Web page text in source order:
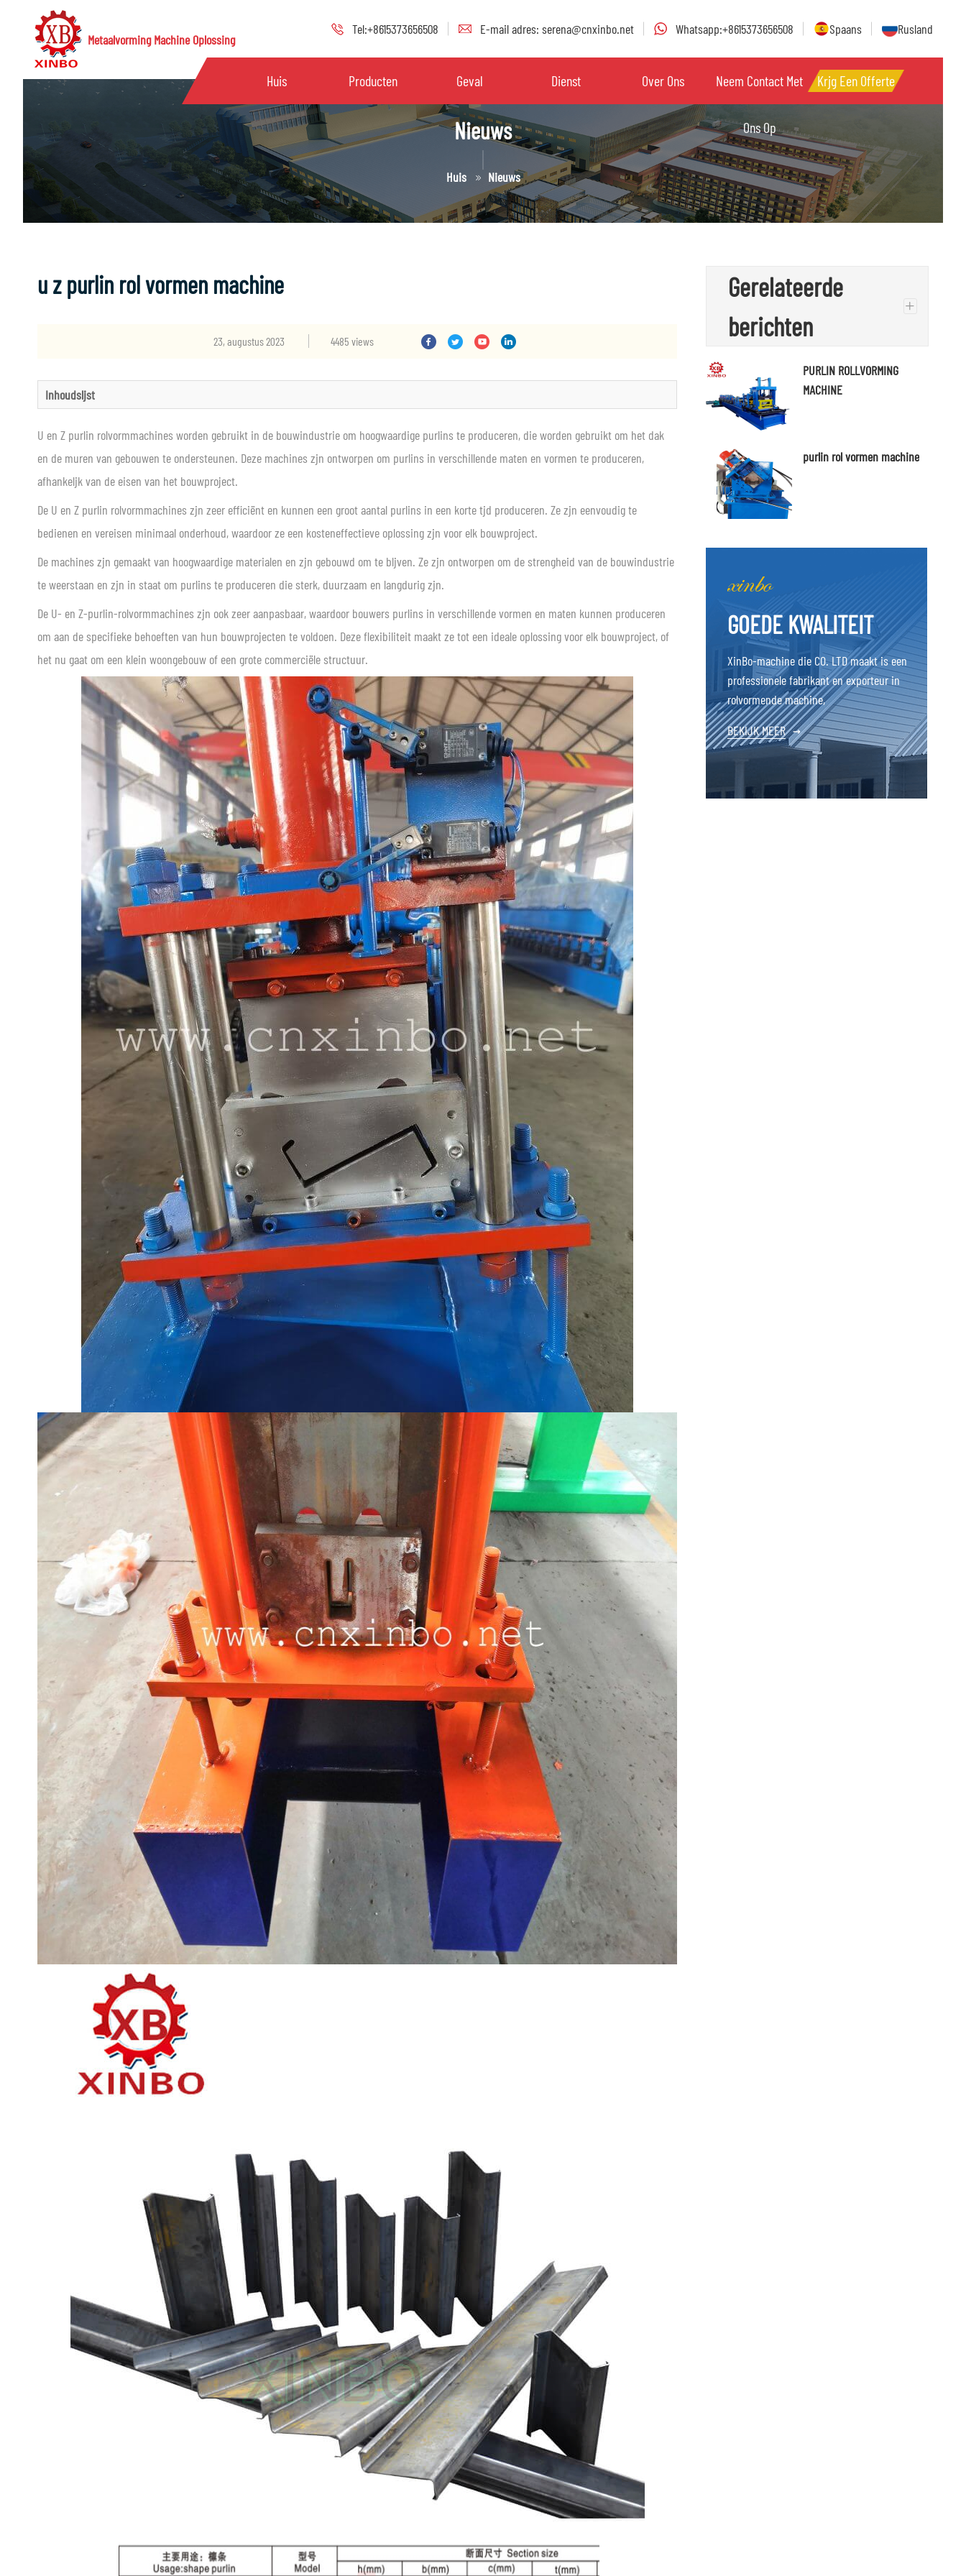
Metaalvorming Machine Oplossing
Tel:+8615373656508 E-mail adres: serena@cnxinbo.net Whatsapp:+8615373656508 Spaans Rusland
Huis Producten Geval Dienst Over Ons Neem Contact Met
Ons Op
Krijg Een Offerte
Nieuws
Huis Nieuws
u z purlin rol vormen machine
23, augustus 2023 4485 views
Inhoudslijst
U en Z purlin rolvormmachines worden gebruikt in de bouwindustrie om hoogwaardige purlins te produceren, die worden gebruikt om het dak
en de muren van gebouwen te ondersteunen. Deze machines zijn ontworpen om purlins in verschillende maten en vormen te produceren,
afhankelijk van de eisen van het bouwproject.
De U en Z purlin rolvormmachines zijn zeer efficiënt en kunnen een groot aantal purlins in een korte tijd produceren. Ze zijn eenvoudig te
bedienen en vereisen minimaal onderhoud, waardoor ze een kosteneffectieve oplossing zijn voor elk bouwproject.
De machines zijn gemaakt van hoogwaardige materialen en zijn gebouwd om te blijven. Ze zijn ontworpen om de strengheid van de bouwindustrie
te weerstaan en zijn in staat om purlins te produceren die sterk, duurzaam en langdurig zijn.
De U- en Z-purlin-rolvormmachines zijn ook zeer aanpasbaar, waardoor bouwers purlins in verschillende vormen en maten kunnen produceren
om aan de specifieke behoeften van hun bouwprojecten te voldoen. Deze flexibiliteit maakt ze tot een ideale oplossing voor elk bouwproject, of
het nu gaat om een klein woongebouw of een grote commerciële structuur.
Gerelateerde
berichten
+
PURLIN ROLLVORMING
MACHINE
purlin rol vormen machine
GOEDE KWALITEIT
XinBo-machine die CO. LTD maakt is een
professionele fabrikant en exporteur in
rolvormende machine,
BEKIJK MEER →